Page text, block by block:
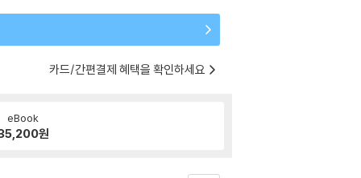
카드/간편결제 혜택을 확인하세요
eBook
원